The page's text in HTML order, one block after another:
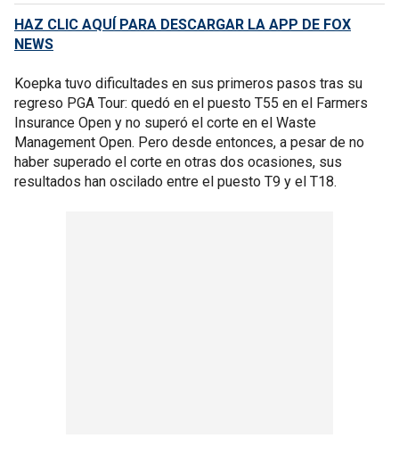
HAZ CLIC AQUÍ PARA DESCARGAR LA APP DE FOX
NEWS
Koepka tuvo dificultades en sus primeros pasos tras su
regreso PGA Tour: quedó en el puesto T55 en el Farmers
Insurance Open y no superó el corte en el Waste
Management Open. Pero desde entonces, a pesar de no
haber superado el corte en otras dos ocasiones, sus
resultados han oscilado entre el puesto T9 y el T18.